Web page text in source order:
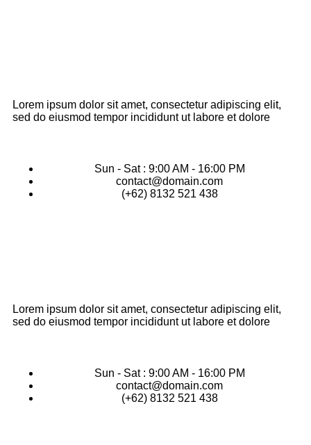
Lorem ipsum dolor sit amet, consectetur adipiscing elit,
sed do eiusmod tempor incididunt ut labore et dolore
Sun - Sat : 9:00 AM - 16:00 PM
contact@domain.com
(+62) 8132 521 438
Lorem ipsum dolor sit amet, consectetur adipiscing elit,
sed do eiusmod tempor incididunt ut labore et dolore
Sun - Sat : 9:00 AM - 16:00 PM
contact@domain.com
(+62) 8132 521 438